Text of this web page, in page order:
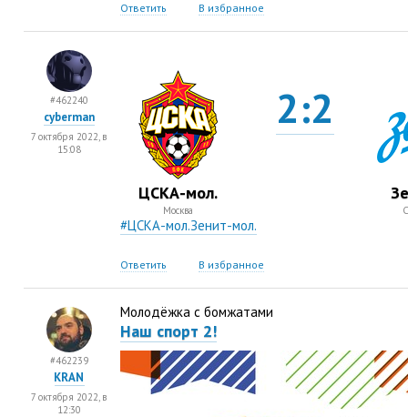
Ответить В избранное
ЦСКА-мол.
Москва
2:2
#ЦСКА-мол.Зенит-мол.
Ответить В избранное
#462240
cyberman
7 октября 2022, в
15:08
Молодёжка с бомжатами
Наш спорт 2!
#462239
KRAN
7 октября 2022, в
12:30